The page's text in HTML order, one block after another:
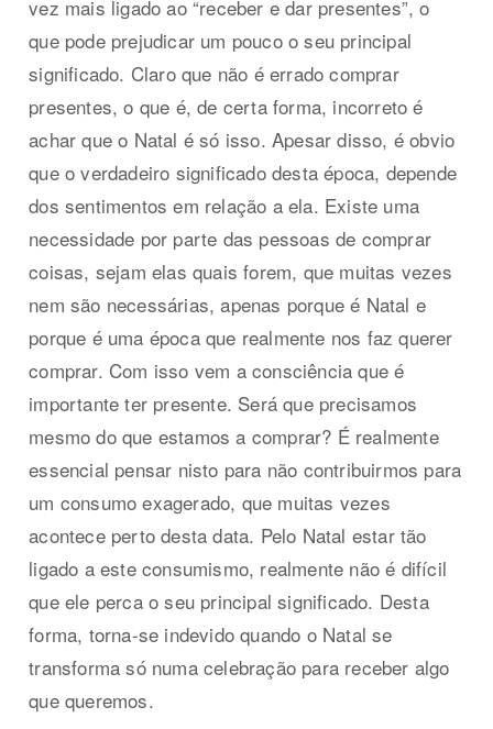
vez mais ligado ao “receber e dar presentes”, o
que pode prejudicar um pouco o seu principal
significado. Claro que não é errado comprar
presentes, o que é, de certa forma, incorreto é
achar que o Natal é só isso. Apesar disso, é obvio
que o verdadeiro significado desta época, depende
dos sentimentos em relação a ela. Existe uma
necessidade por parte das pessoas de comprar
coisas, sejam elas quais forem, que muitas vezes
nem são necessárias, apenas porque é Natal e
porque é uma época que realmente nos faz querer
comprar. Com isso vem a consciência que é
importante ter presente. Será que precisamos
mesmo do que estamos a comprar? É realmente
essencial pensar nisto para não contribuirmos para
um consumo exagerado, que muitas vezes
acontece perto desta data. Pelo Natal estar tão
ligado a este consumismo, realmente não é difícil
que ele perca o seu principal significado. Desta
forma, torna-se indevido quando o Natal se
transforma só numa celebração para receber algo
que queremos.